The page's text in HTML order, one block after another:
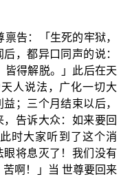
告：「生死的牢狱，
，都异口同声的说：
皆得解脱。」此后在天
人说法，广化一切大
；三个月结束以后，
告诉大众：如来要回
时大家听到了这个消
将息灭了！我们没有
啊！」当 世尊要回来